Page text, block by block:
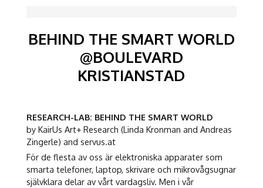
BEHIND THE SMART WORLD
@BOULEVARD
KRISTIANSTAD
RESEARCH-LAB: BEHIND THE SMART WORLD
by KairUs Art+ Research (Linda Kronman and Andreas
Zingerle) and servus.at
För de flesta av oss är elektroniska apparater som
smarta telefoner, laptop, skrivare och mikrovågsugnar
självklara delar av vårt vardagsliv. Men i vår